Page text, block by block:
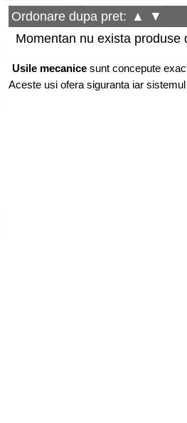
Ordonare dupa pret: ▲
▼
Momentan nu exista produse
Usile mecanice sunt concepute
Aceste usi ofera siguranta iar